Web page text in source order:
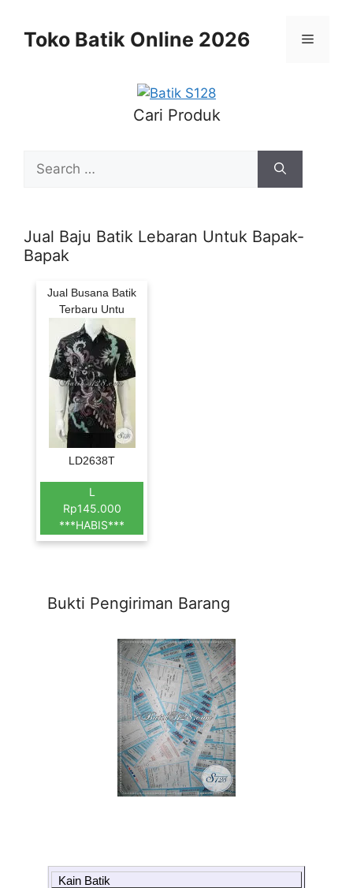
contentToko Batik Online 2026 Menu
Cari Produk
for:
Jual Baju Batik Lebaran Untuk Bapak-
Bapak
Jual Busana Batik
Terbaru Untu
LD2638T
L
Rp145.000
***HABIS***
Bukti Pengiriman Barang
Kain Batik